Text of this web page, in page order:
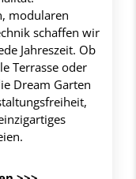
modularen
schaffen wir
Jahreszeit. Ob
Terrasse oder
Dream Garten